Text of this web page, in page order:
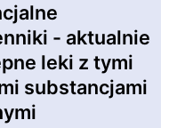
- aktualnie
leki z tymi
substancjami